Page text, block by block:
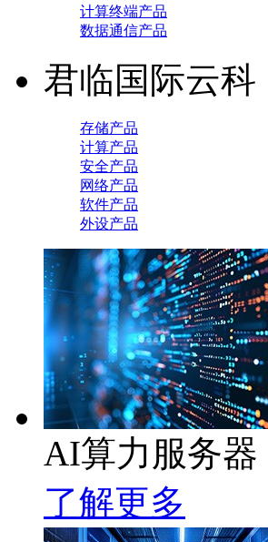
计算终端产品
数据通信产品
君临国际云科
存储产品
计算产品
安全产品
网络产品
软件产品
外设产品
AI算力服务器
了解更多